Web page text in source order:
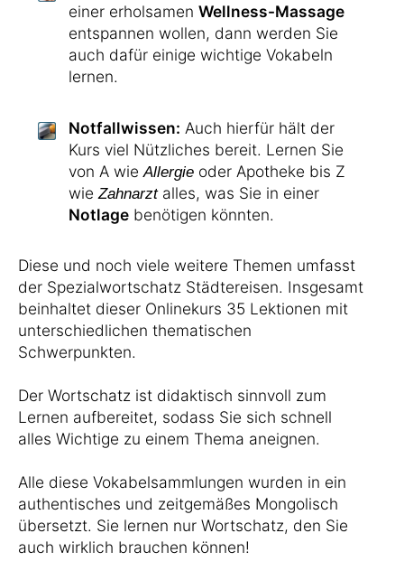
einer erholsamen Wellness-Massage
entspannen wollen, dann werden Sie
auch dafür einige wichtige Vokabeln
lernen.
Notfallwissen: Auch hierfür hält der
Kurs viel Nützliches bereit. Lernen Sie
von A wie Allergie oder Apotheke bis Z
wie Zahnarztalles, was Sie in einer
Notlage benötigen könnten.
Diese und noch viele weitere Themen umfasst
der Spezialwortschatz Städtereisen. Insgesamt
beinhaltet dieser Onlinekurs 35 Lektionen mit
unterschiedlichen thematischen
Schwerpunkten.
Der Wortschatz ist didaktisch sinnvoll zum
Lernen aufbereitet, sodass Sie sich schnell
alles Wichtige zu einem Thema aneignen.
Alle diese Vokabelsammlungen wurden in ein
authentisches und zeitgemäßes Mongolisch
übersetzt. Sie lernen nur Wortschatz, den Sie
auch wirklich brauchen können!